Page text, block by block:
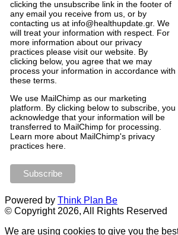
clicking the unsubscribe link in the footer of
any email you receive from us, or by
contacting us at info@healthupdate.gr. We
will treat your information with respect. For
more information about our privacy
practices please visit our website. By
clicking below, you agree that we may
process your information in accordance with
these terms.
We use MailChimp as our marketing
platform
By clicking below to subscribe you
acknowledge that your information will be
transferred to MailChimp for processing
Learn more about MailChimp's privacy
practices here
Powered by Think Plan Be
© Copyright 2026, All Rights Reserved
We are using cookies to give you the